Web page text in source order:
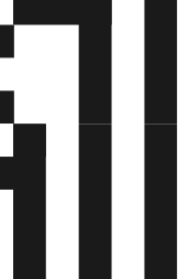
løft
og brug af